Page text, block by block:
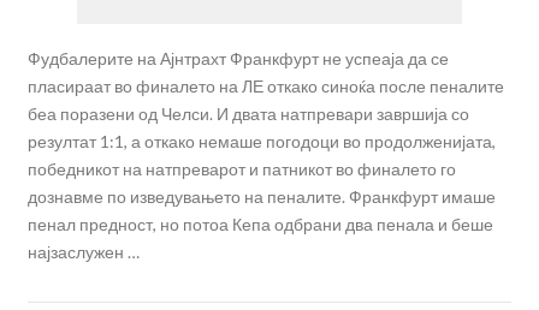
Фудбалерите на Ајнтрахт Франкфурт не успеаја да се
пласираат во финалето на ЛЕ откако синоќа после пеналите
беа поразени од Челси. И двата натпревари завршија со
резултат 1:1, а откако немаше погодоци во продолженијата,
победникот на натпреварот и патникот во финалето го
дознавме по изведувањето на пеналите. Франкфурт имаше
пенал предност, но потоа Кепа одбрани два пенала и беше
најзаслужен …